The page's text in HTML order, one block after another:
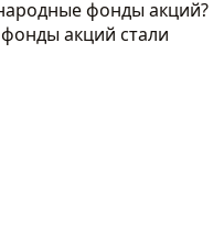
фонды акций?
акций стали